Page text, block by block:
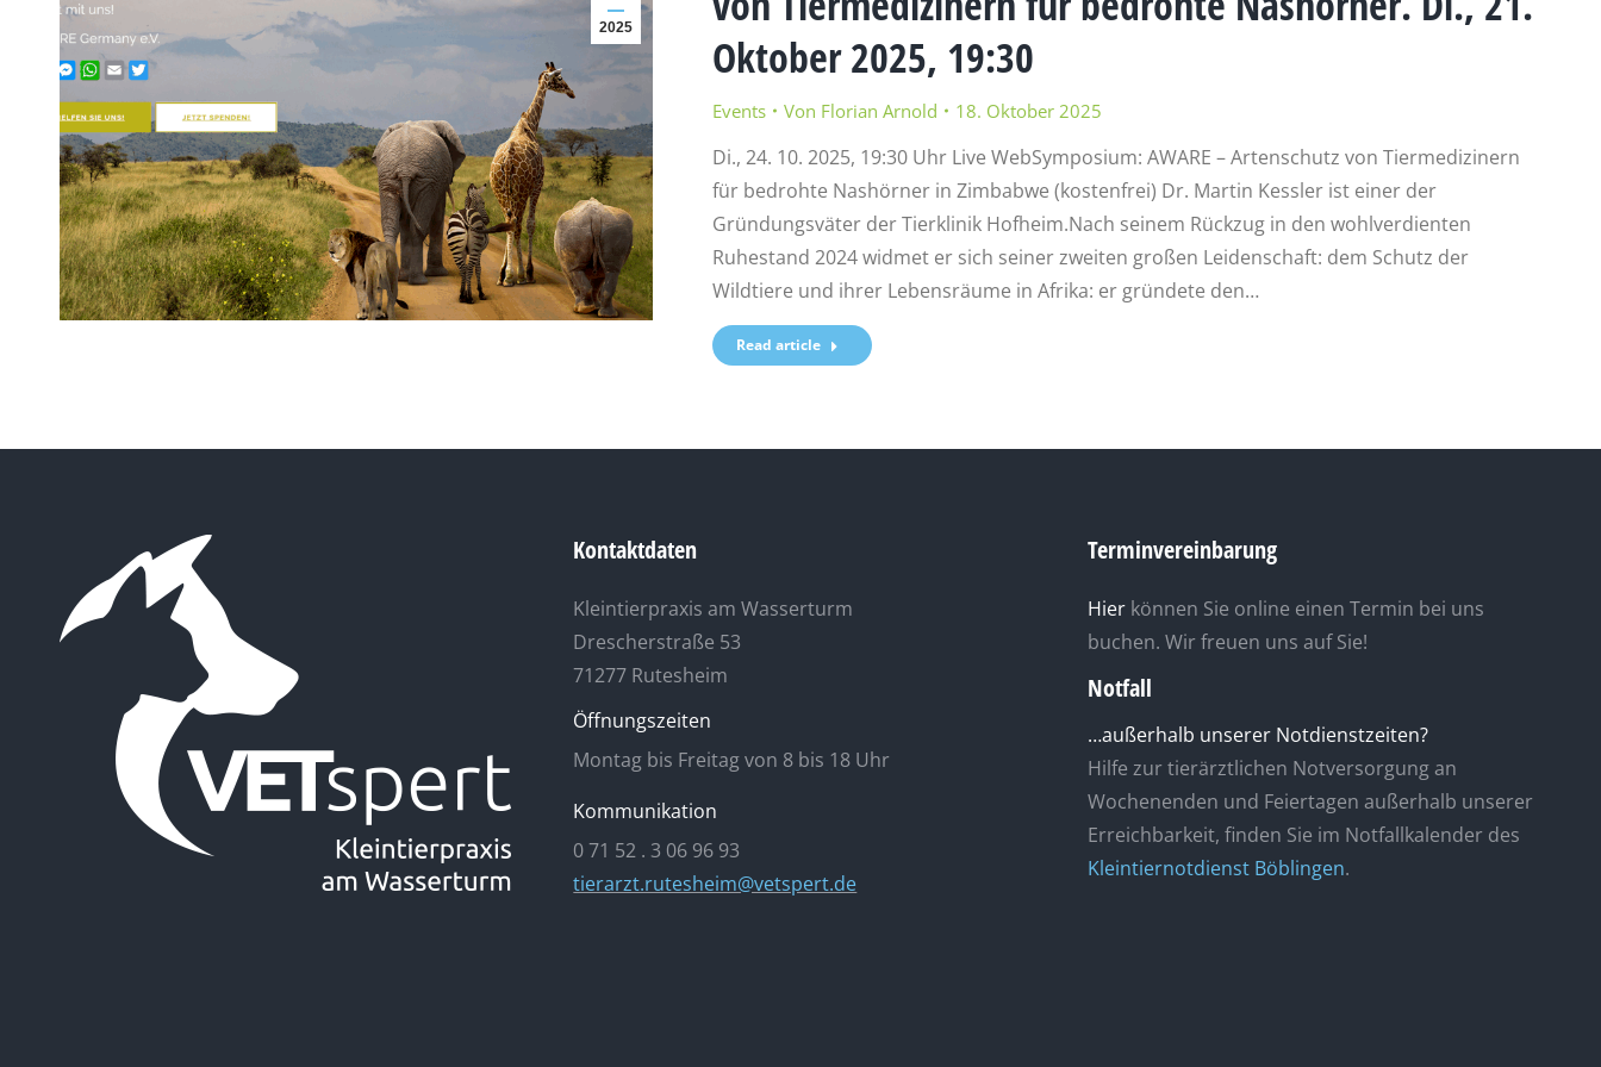
2025
Oktober 2025, 19:30
Events Von Florian Arnold 18. Oktober 2025
Di., 24. 10. 2025, 19:30 Uhr Live WebSymposium: AWARE – Artenschutz von Tiermedizinern
für bedrohte Nashörner in Zimbabwe (kostenfrei) Dr. Martin Kessler ist einer der
Gründungsväter der Tierklinik Hofheim.Nach seinem Rückzug in den wohlverdienten
Ruhestand 2024 widmet er sich seiner zweiten großen Leidenschaft: dem Schutz der
Wildtiere und ihrer Lebensräume in Afrika: er gründete den…
Read article
Kontaktdaten
Kleintierpraxis am Wasserturm
Drescherstraße 53
71277 Rutesheim
Öffnungszeiten
Montag bis Freitag von 8 bis 18 Uhr
Kommunikation
0 71 52 . 3 06 96 93
tierarzt.rutesheim@vetspert.de
Terminvereinbarung
Hierkönnen Sie online einen Termin bei uns
buchen. Wir freuen uns auf Sie!
Notfall
…außerhalb unserer Notdienstzeiten?
Hilfe zur tierärztlichen Notversorgung an
Wochenenden und Feiertagen außerhalb unserer
Erreichbarkeit, finden Sie im Notfallkalender des
Kleintiernotdienst Böblingen.